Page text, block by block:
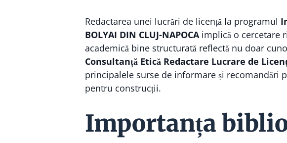
Redactarea unei lucrări de licență la programul
BOLYAI DIN CLUJ-NAPOCAimplică o cercetare
academică bine structurată reflectă nu doar
Consultanță Etică Redactare Lucrare de
principalele surse de informare și
pentru construcții.
Importanța